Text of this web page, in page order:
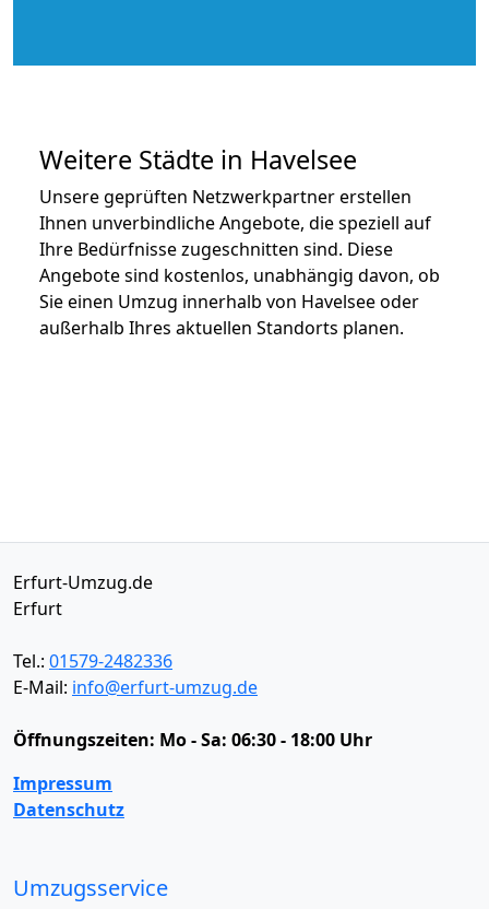
Weitere Städte in Havelsee
Unsere geprüften Netzwerkpartner erstellen
Ihnen unverbindliche Angebote, die speziell auf
Ihre Bedürfnisse zugeschnitten sind. Diese
Angebote sind kostenlos, unabhängig davon, ob
Sie einen Umzug innerhalb von Havelsee oder
außerhalb Ihres aktuellen Standorts planen.
Erfurt-Umzug.de
Erfurt
Tel.: 01579-2482336
E-Mail: info@erfurt-umzug.de
Öffnungszeiten: Mo - Sa: 06:30 - 18:00 Uhr
Impressum
Datenschutz
Umzugsservice